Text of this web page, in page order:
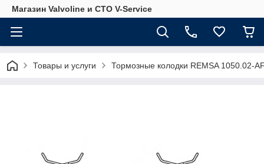
Магазин Valvoline и СТО V-Service
Товары и услуги Тормозные колодки REMSA 1050.02-